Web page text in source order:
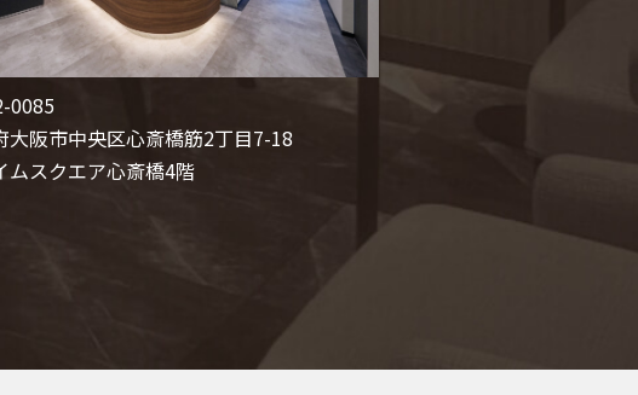
0085
大阪市中央区心斎橋筋2丁目7-18
ムスクエア心斎橋4階